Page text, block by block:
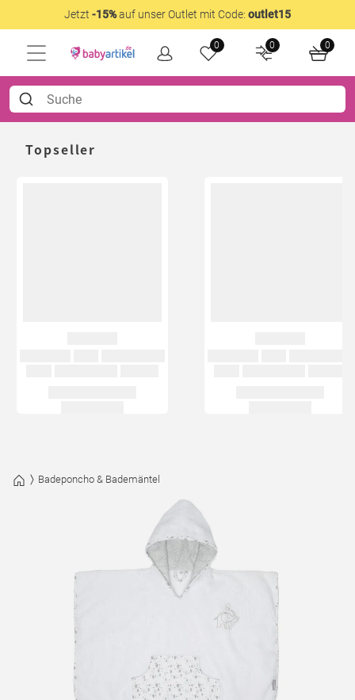
Jetzt -15%auf unser Outlet mit Code: outlet15
0 0 0
Topseller
Badeponcho & Bademäntel